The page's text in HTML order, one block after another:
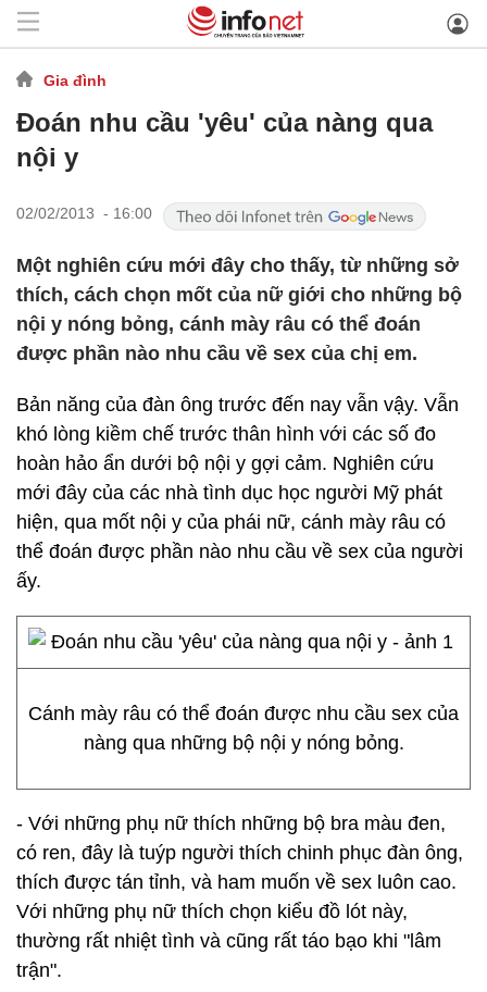
Gia đình
Đoán nhu cầu 'yêu' của nàng qua
nội y
02/02/2013 - 16:00
Một nghiên cứu mới đây cho thấy, từ những sở
thích, cách chọn mốt của nữ giới cho những bộ
nội y nóng bỏng, cánh mày râu có thể đoán
được phần nào nhu cầu về sex của chị em.
Bản năng của đàn ông trước đến nay vẫn vậy. Vẫn
khó lòng kiềm chế trước thân hình với các số đo
hoàn hảo ẩn dưới bộ nội y gợi cảm. Nghiên cứu
mới đây của các nhà tình dục học người Mỹ phát
hiện, qua mốt nội y của phái nữ, cánh mày râu có
thể đoán được phần nào nhu cầu về sex của người
ấy.
Cánh mày râu có thể đoán được nhu cầu sex của
nàng qua những bộ nội y nóng bỏng.
- Với những phụ nữ thích những bộ bra màu đen,
có ren, đây là tuýp người thích chinh phục đàn ông,
thích được tán tỉnh, và ham muốn về sex luôn cao.
Với những phụ nữ thích chọn kiểu đồ lót này,
thường rất nhiệt tình và cũng rất táo bạo khi "lâm
trận".